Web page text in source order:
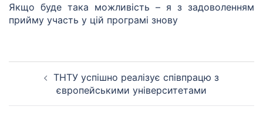
Якщо буде така можливість – я з задоволенням
прийму участь у цій програмі знову
ТНТУ успішно реалізує співпрацю з
європейськими університетами